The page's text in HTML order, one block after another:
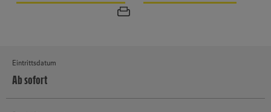
Eintrittsdatum
Ab sofort